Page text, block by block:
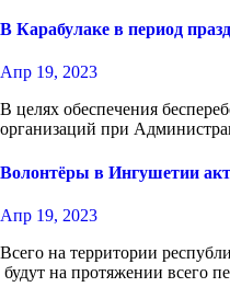
В Карабулаке в период
Апр 19, 2023
В целях обеспечения
организаций при
Волонтёры в Ингушетии
Апр 19, 2023
Всего на территории
будут на протяжении всего